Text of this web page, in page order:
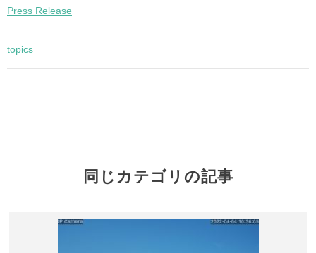
Press Release
topics
同じカテゴリの記事